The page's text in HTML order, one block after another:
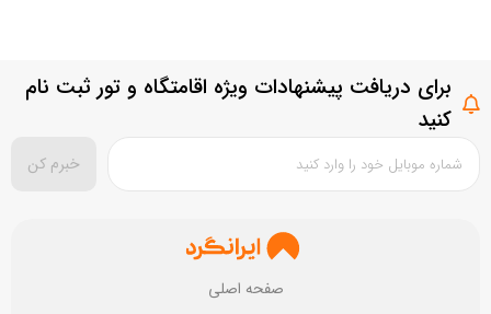
برای دریافت پیشنهادات ویژه اقامتگاه و تور ثبت نام
کنید
خبرم کن
صفحه اصلی